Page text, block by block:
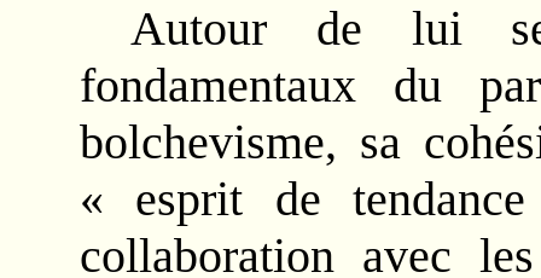
Autour de lui
fondamentaux du
bolchevisme, sa
« esprit de
collaboration avec